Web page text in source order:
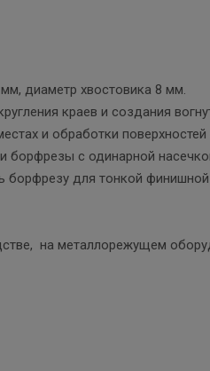
диаметр хвостовика 8 мм.
краев и создания
и обработки поверхностей
борфрезы с одинарной
борфрезу для тонкой финишной
на металлорежущем